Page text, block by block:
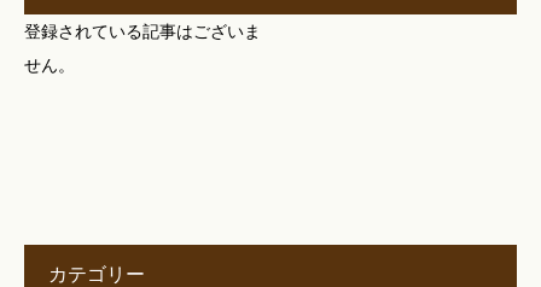
登録されている記事はございま
せん。
カテゴリー